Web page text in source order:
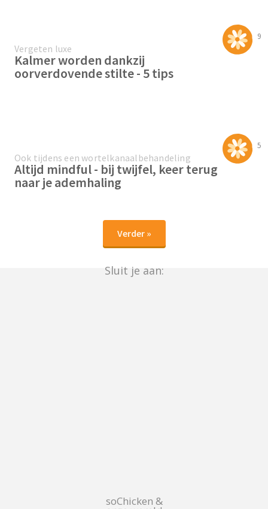
9
Vergeten luxe
Kalmer worden dankzij
oorverdovende stilte - 5 tips
5
Ook tijdens een wortelkanaalbehandeling
Altijd mindful - bij twijfel, keer terug
naar je ademhaling
Verder »
Sluit je aan:
soChicken &